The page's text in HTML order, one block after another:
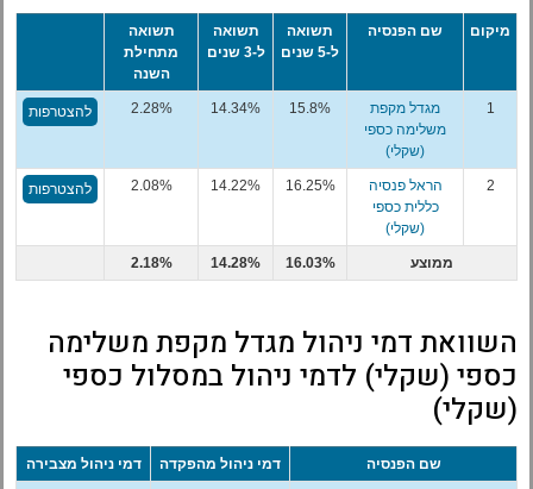
מיקום שם הפנסיה
תשואה
ל-5 שנים
תשואה
ל-3 שנים
תשואה
מתחילת
השנה
1
מגדל מקפת
משלימה כספי
(שקלי)
15.8%
14.34%
2.28% להצטרפות
2
הראל פנסיה
כללית כספי
(שקלי)
16.25%
14.22%
2.08% להצטרפות
ממוצע 16.03%
14.28%
2.18%
השוואת דמי ניהול מגדל מקפת משלימה
כספי (שקלי) לדמי ניהול במסלול כספי
(שקלי)
שם הפנסיה דמי ניהול מהפקדה דמי ניהול מצבירה